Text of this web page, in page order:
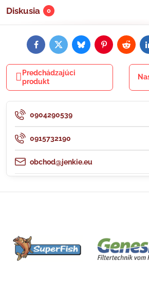
Diskusia 0
FacebookTwitterBlueskyPinterestReddit
Predchádzajúci
produkt
0904290539
0915732190
obchod@jenkie.eu